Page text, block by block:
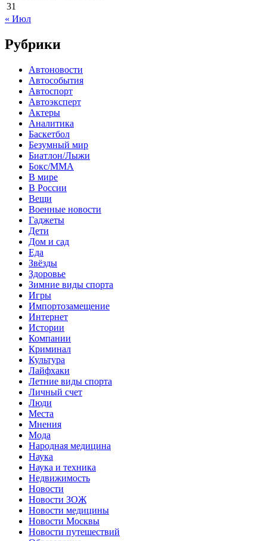
31
« Июл
Рубрики
Автоновости
Автособытия
Автоспорт
Автоэксперт
Актеры
Аналитика
Баскетбол
Безумный мир
Биатлон/Лыжи
Бокс/MMA
В мире
В России
Вещи
Военные новости
Гаджеты
Дети
Дом и сад
Еда
Звёзды
Здоровье
Зимние виды спорта
Игры
Импортозамещение
Интернет
Истории
Компании
Криминал
Культура
Лайфхаки
Летние виды спорта
Личный счет
Люди
Места
Мнения
Мода
Народная медицина
Наука
Наука и техника
Недвижимость
Новости
Новости ЗОЖ
Новости медицины
Новости Москвы
Новости путешествий